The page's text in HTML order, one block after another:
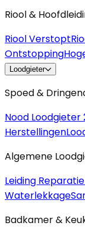
Riool &
Riool Verstopt
Ontstopping
Loodgieter
Spoed &
Nood Loodgieter
Herstellingen
Algemene
Leiding Reparatie
Waterlekkage
Badkamer &